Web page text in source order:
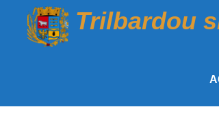
Passer
contenu
Trilbardou